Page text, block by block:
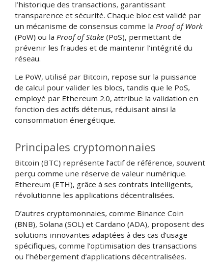
l’historique des transactions, garantissant
transparence et sécurité. Chaque bloc est validé par
un mécanisme de consensus comme la Proof of Work
(PoW) ou la Proof of Stake (PoS), permettant de
prévenir les fraudes et de maintenir l’intégrité du
réseau.
Le PoW, utilisé par Bitcoin, repose sur la puissance
de calcul pour valider les blocs, tandis que le PoS,
employé par Ethereum 2.0, attribue la validation en
fonction des actifs détenus, réduisant ainsi la
consommation énergétique.
Principales cryptomonnaies
Bitcoin (BTC) représente l’actif de référence, souvent
perçu comme une réserve de valeur numérique.
Ethereum (ETH), grâce à ses contrats intelligents,
révolutionne les applications décentralisées.
D’autres cryptomonnaies, comme Binance Coin
(BNB), Solana (SOL) et Cardano (ADA), proposent des
solutions innovantes adaptées à des cas d’usage
spécifiques, comme l’optimisation des transactions
ou l’hébergement d’applications décentralisées.